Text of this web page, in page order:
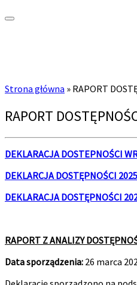
Strona główna » RAPORT
RAPORT
DEKLARACJA DOSTEPNOŚCI
DEKLARCJA DOSTĘPNOŚCI 2025
DEKLARACJA DOSTĘPNOŚCI
RAPORT Z ANALIZY
Data sporządzenia: 26 marca